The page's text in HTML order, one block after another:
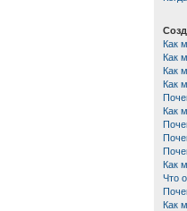
Как
Как
Как
Как
Как
Как
Что
Как